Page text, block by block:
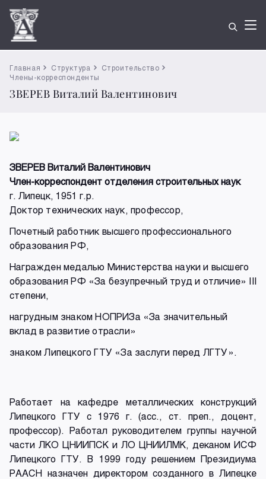
Главная Структура
Строительство
Члены-корреспонденты
ЗВЕРЕВ Виталий Валентинович
ЗВЕРЕВ Виталий Валентинович
Член-корреспондент отделения строительных наук
г. Липецк, 1951 г.р.
Доктор технических наук, профессор,
Почетный работник высшего профессионального
образования РФ,
Награжден медалью Министерства науки и высшего
образования РФ «За безупречный труд и отличие» III
степени,
нагрудным знаком НОПРИЗа «За значительный
вклад в развитие отрасли»
знаком Липецкого ГТУ «За заслуги перед ЛГТУ».
Работает на кафедре металлических конструкций
Липецкого ГТУ с 1976 г. (асс., ст. преп., доцент,
профессор). Работал руководителем группы научной
части ЛКО ЦНИИПСК и ЛО ЦНИИЛМК, деканом ИСФ
Липецкого ГТУ. В 1999 году решением Президиума
РААСН назначен директором созданного в Липецке